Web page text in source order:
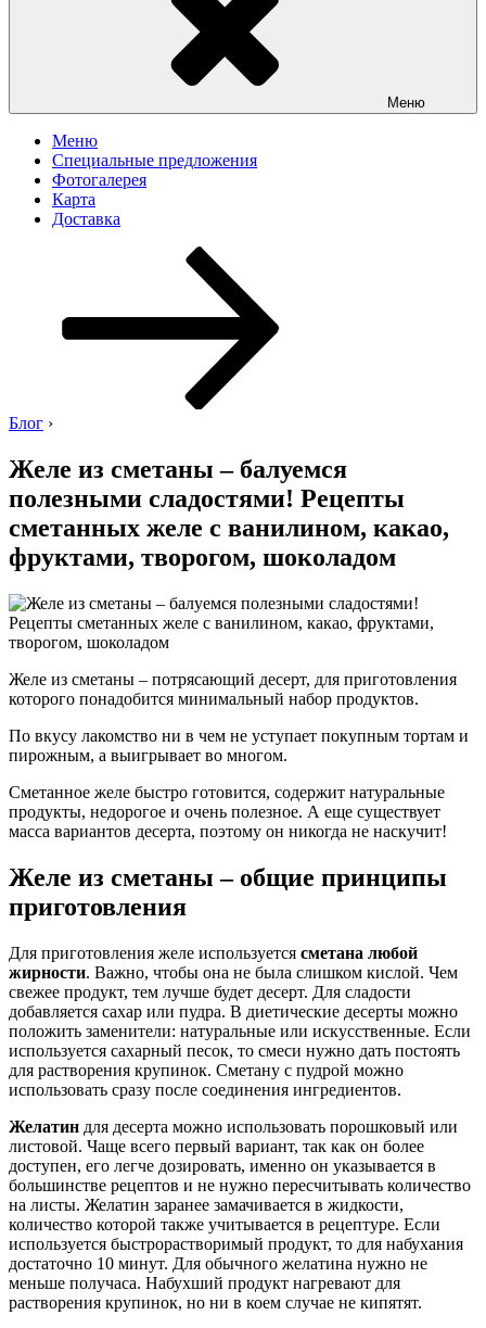
Меню
Меню
Специальные предложения
Фотогалерея
Карта
Доставка
Блог ›
Желе из сметаны – балуемся
полезными сладостями! Рецепты
сметанных желе с ванилином, какао,
фруктами, творогом, шоколадом
Желе из сметаны – потрясающий десерт, для приготовления
которого понадобится минимальный набор продуктов.
По вкусу лакомство ни в чем не уступает покупным тортам и
пирожным, а выигрывает во многом.
Сметанное желе быстро готовится, содержит натуральные
продукты, недорогое и очень полезное. А еще существует
масса вариантов десерта, поэтому он никогда не наскучит!
Желе из сметаны – общие принципы
приготовления
Для приготовления желе используется сметана любой
жирности. Важно, чтобы она не была слишком кислой. Чем
свежее продукт, тем лучше будет десерт. Для сладости
добавляется сахар или пудра. В диетические десерты можно
положить заменители: натуральные или искусственные. Если
используется сахарный песок, то смеси нужно дать постоять
для растворения крупинок. Сметану с пудрой можно
использовать сразу после соединения ингредиентов.
Желатин для десерта можно использовать порошковый или
листовой. Чаще всего первый вариант, так как он более
доступен, его легче дозировать, именно он указывается в
большинстве рецептов и не нужно пересчитывать количество
на листы. Желатин заранее замачивается в жидкости,
количество которой также учитывается в рецептуре. Если
используется быстрорастворимый продукт, то для набухания
достаточно 10 минут. Для обычного желатина нужно не
меньше получаса. Набухший продукт нагревают для
растворения крупинок, но ни в коем случае не кипятят.